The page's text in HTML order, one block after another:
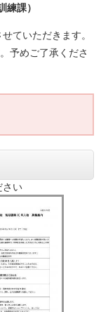
課）
ていただきます。
予めご了承くださ
さい